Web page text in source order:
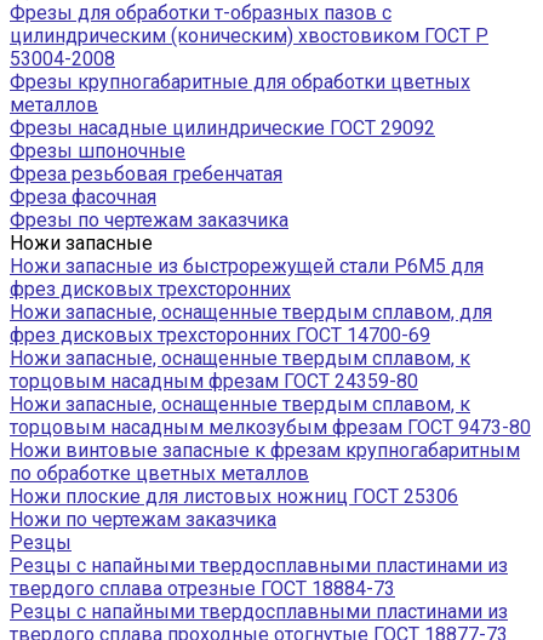
Фрезы для обработки т-образных пазов с
цилиндрическим (коническим) хвостовиком ГОСТ Р
53004-2008
Фрезы крупногабаритные для обработки цветных
металлов
Фрезы насадные цилиндрические ГОСТ 29092
Фрезы шпоночные
Фреза резьбовая гребенчатая
Фреза фасочная
Фрезы по чертежам заказчика
Ножи запасные
Ножи запасные из быстрорежущей стали Р6М5 для
фрез дисковых трехсторонних
Ножи запасные, оснащенные твердым сплавом, для
фрез дисковых трехсторонних ГОСТ 14700-69
Ножи запасные, оснащенные твердым сплавом, к
торцовым насадным фрезам ГОСТ 24359-80
Ножи запасные, оснащенные твердым сплавом, к
торцовым насадным мелкозубым фрезам ГОСТ 9473-80
Ножи винтовые запасные к фрезам крупногабаритным
по обработке цветных металлов
Ножи плоские для листовых ножниц ГОСТ 25306
Ножи по чертежам заказчика
Резцы
Резцы с напайными твердосплавными пластинами из
твердого сплава отрезные ГОСТ 18884-73
Резцы с напайными твердосплавными пластинами из
твердого сплава проходные отогнутые ГОСТ 18877-73